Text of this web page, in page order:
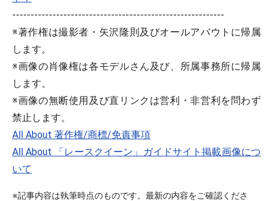
----------------------------------------------------------
※著作権は撮影者・矢沢隆則及びオールアバウトに帰属
します。
※画像の肖像権は各モデルさん及び、所属事務所に帰属
します。
※画像の無断使用及び直リンクは営利・非営利を問わず
禁止します。
All About 著作権/商標/免責事項
All About 「レースクイーン」ガイドサイト掲載画像につ
いて
※記事内容は執筆時点のものです。最新の内容をご確認くださ